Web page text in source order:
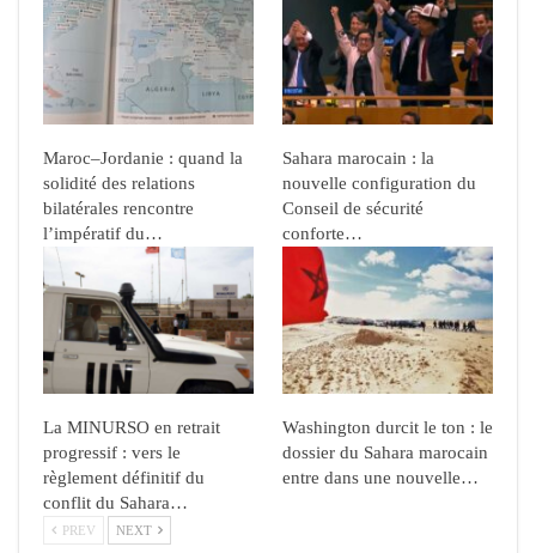
Maroc–Jordanie : quand la
solidité des relations
bilatérales rencontre
l’impératif du…
Sahara marocain : la
nouvelle configuration du
Conseil de sécurité
conforte…
La MINURSO en retrait
progressif : vers le
règlement définitif du
conflit du Sahara…
Washington durcit le ton : le
dossier du Sahara marocain
entre dans une nouvelle…
PREV NEXT